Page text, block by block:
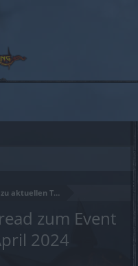
aktuellen Themen
zum Event
2024